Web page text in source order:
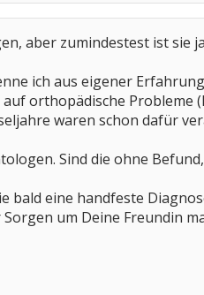
aber zumindestest ist sie
ich aus eigener
orthopädische Probleme
waren schon dafür
Sind die ohne
bald eine handfeste
um Deine Freundin